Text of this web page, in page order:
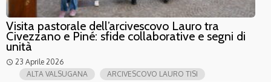
Visita pastorale dell’arcivescovo Lauro tra
Civezzano e Piné: sfide collaborative e segni di
unità
access_time 23 Aprile 2026
ALTA VALSUGANA
ARCIVESCOVO LAURO TISI